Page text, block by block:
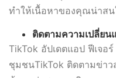
ทำให้เนื้อหาของคุณน่าสน
ติดตามความเปลี่ย
TikTok อัปเดตแอป ฟีเจ
ชุมชนTikTok ติดตามข่าว